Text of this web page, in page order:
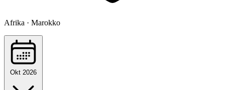
Afrika · Marokko
Okt 2026